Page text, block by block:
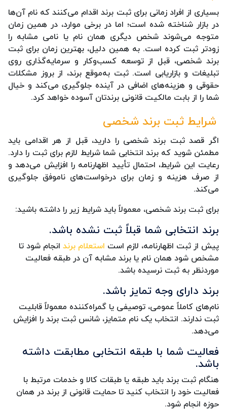
بسیاری از افراد زمانی برای ثبت برند اقدام می‌کنند که نام آن‌ها
در بازار شناخته شده است؛ اما در برخی موارد، در همین زمان
متوجه می‌شوند شخص دیگری همان نام یا نامی مشابه را
زودتر ثبت کرده است. به همین دلیل، بهترین زمان برای ثبت
برند شخصی، قبل از توسعه کسب‌وکار و سرمایه‌گذاری روی
تبلیغات و بازاریابی است. ثبت به‌موقع برند، از بروز مشکلات
حقوقی و هزینه‌های اضافی در آینده جلوگیری می‌کند و خیال
شما را از بابت مالکیت قانونی برندتان آسوده خواهد کرد.
شرایط ثبت برند شخصی
اگر قصد ثبت برند شخصی را دارید، قبل از هر اقدامی باید
مطمئن شوید که برند انتخابی شما شرایط لازم برای ثبت را دارد.
رعایت این شرایط، احتمال تأیید اظهارنامه را افزایش می‌دهد و
از صرف هزینه و زمان برای درخواست‌های ناموفق جلوگیری
می‌کند.
برای ثبت برند شخصی، معمولاً باید شرایط زیر را داشته باشید:
برند انتخابی شما قبلاً ثبت نشده باشد.
پیش از ثبت اظهارنامه، لازم است استعلام برند انجام شود تا
مشخص شود همان نام یا برند مشابه آن در طبقه فعالیت
موردنظر به ثبت نرسیده باشد.
برند دارای وجه تمایز باشد.
نام‌های کاملاً عمومی، توصیفی یا گمراه‌کننده معمولاً قابلیت
ثبت ندارند. انتخاب یک نام متمایز، شانس ثبت برند را افزایش
می‌دهد.
فعالیت شما با طبقه انتخابی مطابقت داشته
باشد.
هنگام ثبت برند باید طبقه یا طبقات کالا و خدمات مرتبط با
فعالیت خود را انتخاب کنید تا حمایت قانونی از برند در همان
حوزه انجام شود.